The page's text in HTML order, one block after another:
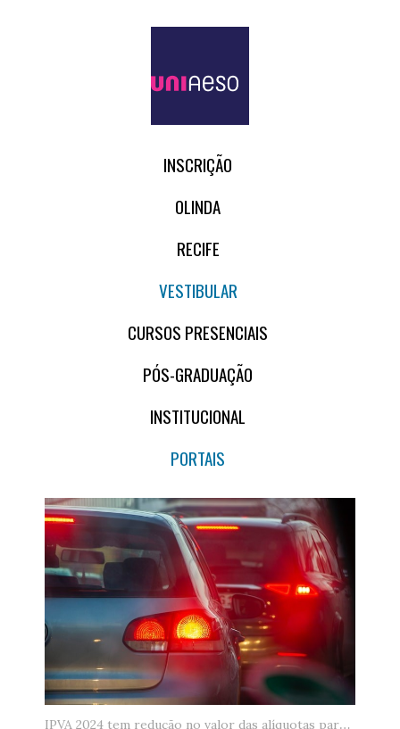
INSCRIÇÃO
OLINDA
RECIFE
VESTIBULAR
CURSOS PRESENCIAIS
PÓS-GRADUAÇÃO
INSTITUCIONAL
PORTAIS
IPVA 2024 tem redução no valor das alíquotas para os donos de veículos.